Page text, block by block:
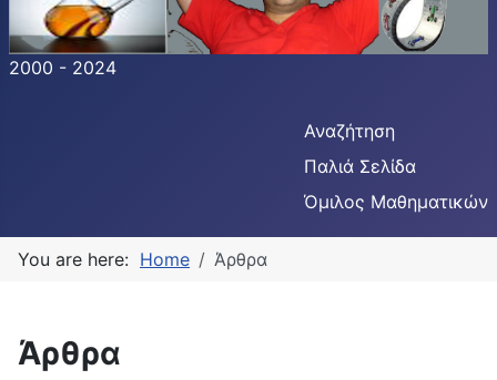
2000 - 2024
Αναζήτηση
Παλιά Σελίδα
Όμιλος Μαθηματικών
You are here: Home Άρθρα
Άρθρα